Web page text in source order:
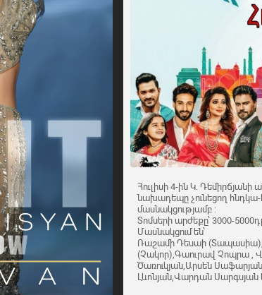
Հուլիսի 4-ին Կ.
նախադեպը չունեցող
մասնակցությամբ :
Տոմսերի արժեքը՝ 3000-
Մասնակցում են՝
Ռաշամի Դեսաի
(Չակոր),Գաուրավ Չոպրա ,
Ծառուկյան,Արսեն
Լևոնյան,Վարդան Սարգսյան